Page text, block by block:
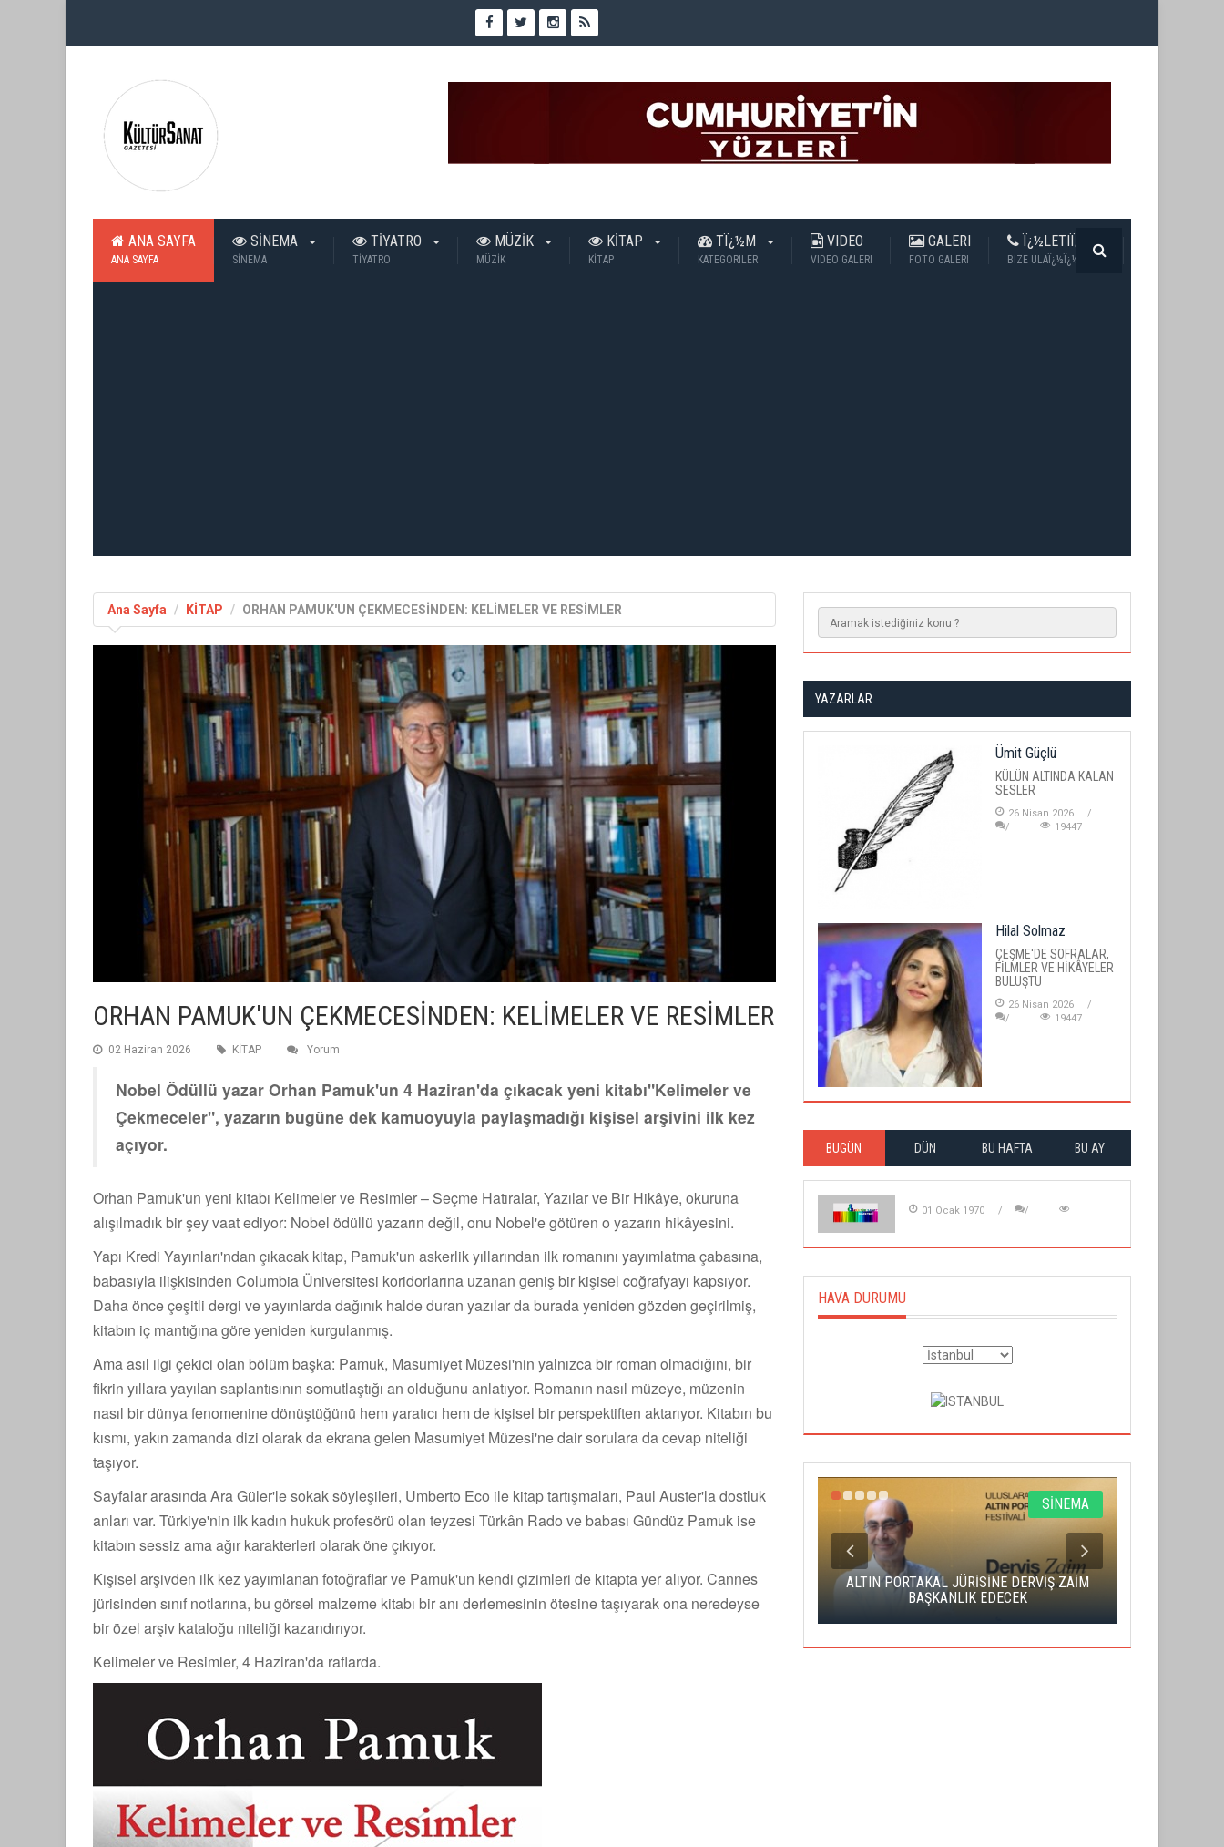
ANA SAYFA
ANA SAYFA
SİNEMA
SİNEMA
TİYATRO
TİYATRO
MÜZİK
MÜZİK
KİTAP
KİTAP
TÏ¿½M
KATEGORILER
VIDEO
VIDEO GALERI
GALERI
FOTO GALERI
Ï¿½LETIÏ¿½IM
BIZE ULAÏ¿½Ï¿½N
Ana Sayfa KİTAP ORHAN PAMUK'UN ÇEKMECESİNDEN: KELİMELER VE RESİMLER
ORHAN PAMUK'UN ÇEKMECESİNDEN: KELİMELER VE RESİMLER
02 Haziran 2026 KİTAP Yorum
Nobel Ödüllü yazar Orhan Pamuk'un 4 Haziran'da çıkacak yeni kitabı"Kelimeler ve
Çekmeceler", yazarın bugüne dek kamuoyuyla paylaşmadığı kişisel arşivini ilk kez
açıyor.
Orhan Pamuk'un yeni kitabı Kelimeler ve Resimler – Seçme Hatıralar, Yazılar ve Bir Hikâye, okuruna
alışılmadık bir şey vaat ediyor: Nobel ödüllü yazarın değil, onu Nobel'e götüren o yazarın hikâyesini.
Yapı Kredi Yayınları'ndan çıkacak kitap, Pamuk'un askerlik yıllarından ilk romanını yayımlatma çabasına,
babasıyla ilişkisinden Columbia Üniversitesi koridorlarına uzanan geniş bir kişisel coğrafyayı kapsıyor.
Daha önce çeşitli dergi ve yayınlarda dağınık halde duran yazılar da burada yeniden gözden geçirilmiş,
kitabın iç mantığına göre yeniden kurgulanmış.
Ama asıl ilgi çekici olan bölüm başka: Pamuk, Masumiyet Müzesi'nin yalnızca bir roman olmadığını, bir
fikrin yıllara yayılan saplantısının somutlaştığı an olduğunu anlatıyor. Romanın nasıl müzeye, müzenin
nasıl bir dünya fenomenine dönüştüğünü hem yaratıcı hem de kişisel bir perspektiften aktarıyor. Kitabın bu
kısmı, yakın zamanda dizi olarak da ekrana gelen Masumiyet Müzesi'ne dair sorulara da cevap niteliği
taşıyor.
Sayfalar arasında Ara Güler'le sokak söyleşileri, Umberto Eco ile kitap tartışmaları, Paul Auster'la dostluk
anları var. Türkiye'nin ilk kadın hukuk profesörü olan teyzesi Türkân Rado ve babası Gündüz Pamuk ise
kitabın sessiz ama ağır karakterleri olarak öne çıkıyor.
Kişisel arşivden ilk kez yayımlanan fotoğraflar ve Pamuk'un kendi çizimleri de kitapta yer alıyor. Cannes
jürisinden sınıf notlarına, bu görsel malzeme kitabı bir anı derlemesinin ötesine taşıyarak ona neredeyse
bir özel arşiv kataloğu niteliği kazandırıyor.
Kelimeler ve Resimler, 4 Haziran'da raflarda.
YAZARLAR
Ümit Güçlü
KÜLÜN ALTINDA KALAN
SESLER
26 Nisan 2026
19447
Hilal Solmaz
ÇEŞME'DE SOFRALAR,
FİLMLER VE HİKÂYELER
BULUŞTU
26 Nisan 2026
19447
BUGÜN DÜN BU HAFTA BU AY
01 Ocak 1970
HAVA DURUMU
GÖRSEL SANATLAR
TUZBİBER, EDİNBURGH FRİNGE'DEKİ İLK
GÖSTERİSİNİ DENİZ GÖKTAŞ'LA YAPACAK
SİNEMA
ALTIN PORTAKAL JÜRİSİNE DERVİŞ ZAİM
BAŞKANLIK EDECEK